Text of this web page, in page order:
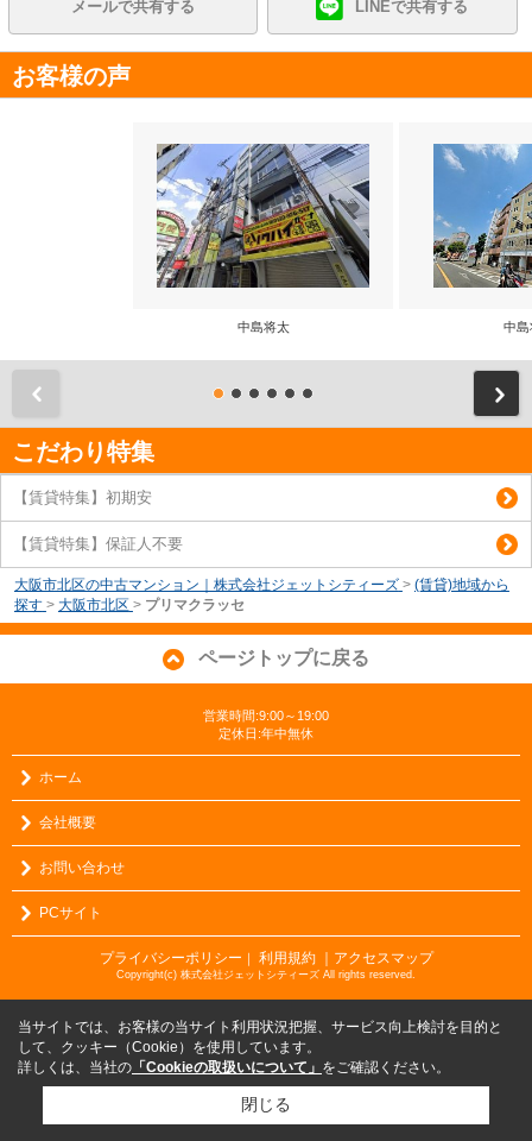
メールで共有する LINEで共有する
お客様の声
中島将太 中島
こだわり特集
【賃貸特集】初期安
【賃貸特集】保証人不要
大阪市北区の中古マンション｜株式会社ジェットシティーズ > (賃貸)地域から
探す > 大阪市北区 > プリマクラッセ
ページトップに戻る
営業時間:9:00～19:00
定休日:年中無休
ホーム
会社概要
お問い合わせ
PCサイト
プライバシーポリシー 利用規約 ｜アクセスマップ
Copyright(c) 株式会社ジェットシティーズ All rights reserved.
当サイトでは、お客様の当サイト利用状況把握、サービス向上検討を目的と
して、クッキー（Cookie）を使用しています。
詳しくは、当社の 「Cookieの取扱いについて」 をご確認ください。
閉じる